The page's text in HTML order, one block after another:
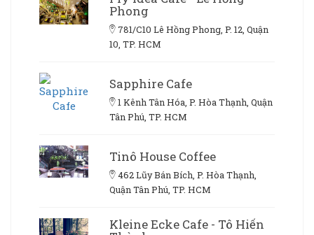
Phong
781/C10 Lê Hồng Phong, P. 12, Quận
10, TP. HCM
Sapphire Cafe
1 Kênh Tân Hóa, P. Hòa Thạnh, Quận
Tân Phú, TP. HCM
Tinô House Coffee
462 Lũy Bán Bích, P. Hòa Thạnh,
Quận Tân Phú, TP. HCM
Kleine Ecke Cafe - Tô Hiến